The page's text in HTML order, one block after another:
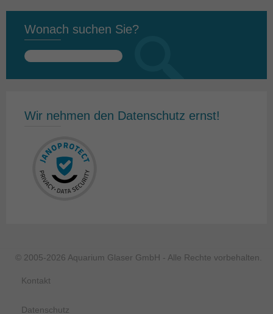
Wonach suchen Sie?
Suchen
Wir nehmen den Datenschutz ernst!
© 2005-2026 Aquarium Glaser GmbH - Alle Rechte vorbehalten.
Kontakt
Datenschutz